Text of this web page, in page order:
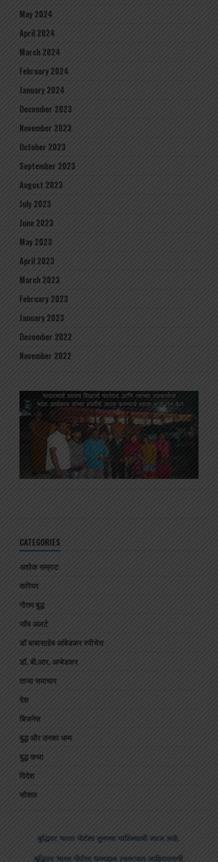
May 2024
April 2024
March 2024
February 2024
January 2024
December 2023
November 2023
October 2023
September 2023
August 2023
July 2023
June 2023
May 2023
April 2023
March 2023
February 2023
January 2023
December 2022
November 2022
CATEGORIES
अशोक सम्राट
करियर
गौतम बुद्ध
जॉब अलर्ट
डॉ बाबासाहेब आंबेडकर स्पीचेस
डॉ. बी.आर. अम्बेडकर
ताजा समाचार
देश
बिजनेस
बुद्ध और उनका धम्म
बुद्ध कथा
विदेश
सोशल